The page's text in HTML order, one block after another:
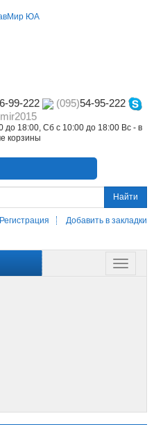
99-222 (095)54-95-222
18:00, Сб с 10:00 до 18:00 Вс - в
корзины
Найти
Регистрация Добавить в закладки